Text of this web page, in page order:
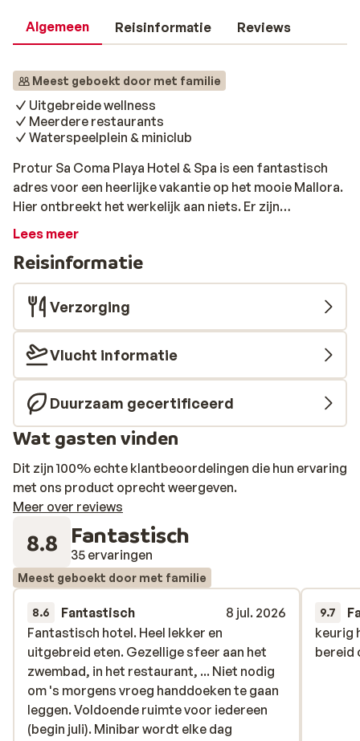
Algemeen Reisinformatie Reviews
Meest geboekt door met familie
Uitgebreide wellness
Meerdere restaurants
Waterspeelplein & miniclub
Protur Sa Coma Playa Hotel & Spa is een fantastisch
adres voor een heerlijke vakantie op het mooie Mallora.
Hier ontbreekt het werkelijk aan niets. Er zijn
faciliteiten voor jong en oud, het strand is op
wandelen. Genieten van het zonnetje kan de hele dag op
het zonneterras en voor een heerlijke frisse duik zijn er
diverse zwembaden. Voor lekker eten wordt gezorgd in
de verschillende restaurants. Proosten met een
verkoelend drankje kan in de loungebar en overdag ook
bij de snackbar. Extra ontspannen kan in het
uitgebreide wellnesscenter, heerlijk! Bovendien is het
hier voor kinderen ook een feestje vanwege de miniclub
en de kleurrijke waterspeeltuin.
Lees meer
Reisinformatie
Verzorging
Vlucht informatie
Duurzaam gecertificeerd
Wat gasten vinden
Dit zijn 100% echte klantbeoordelingen die hun ervaring
met ons product oprecht weergeven.
Meer over reviews
8.8 Fantastisch
35 ervaringen
Meest geboekt door met familie
8.6 Fantastisch
8 jul. 2026
Fantastisch hotel. Heel lekker en
uitgebreid eten. Gezellige sfeer aan het
zwembad, in het restaurant, ... Niet nodig
om 's morgens vroeg handdoeken te gaan
leggen. Voldoende ruimte voor iedereen
(begin juli). Minibar wordt elke dag
Fantastisch hotel. Heel lekker en
uitgebreid eten. Gezellige sfeer aan het
zwembad, in het restaurant, ... Niet nodig
om 's morgens vroeg handdoeken te gaan
leggen. Voldoende ruimte voor iedereen
(begin juli). Minibar wordt elke dag
9.7
keurig
bereid
keurig
bereid